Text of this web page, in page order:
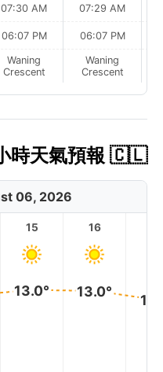
07:30 AM
06:07 PM
Waning
Crescent
07:29 AM
06:07 PM
Waning
Crescent
時天氣預報 🇨🇱
06, 2026
15
13.0°
16
13.0°